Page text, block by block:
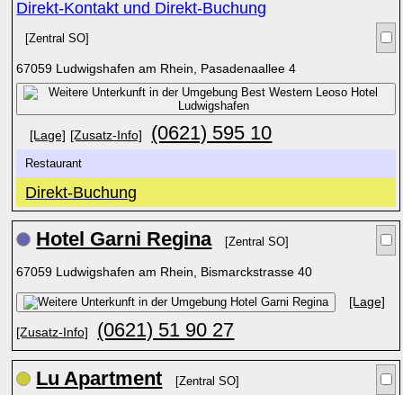
[Zentral SO]
67059 Ludwigshafen am Rhein, Pasadenaallee 4
[Lage] [Zusatz-Info] (0621) 595 10
Restaurant
Direkt-Buchung
Hotel Garni Regina [Zentral SO]
67059 Ludwigshafen am Rhein, Bismarckstrasse 40
[Lage]
[Zusatz-Info] (0621) 51 90 27
Lu Apartment [Zentral SO]